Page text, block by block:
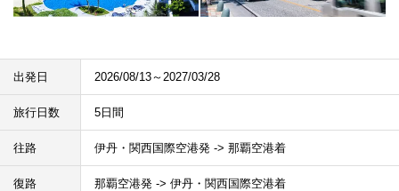
出発日 2026/08/13～2027/03/28
旅行日数 5日間
往路 伊丹・関西国際空港発 -> 那覇空港着
復路 那覇空港発 -> 伊丹・関西国際空港着